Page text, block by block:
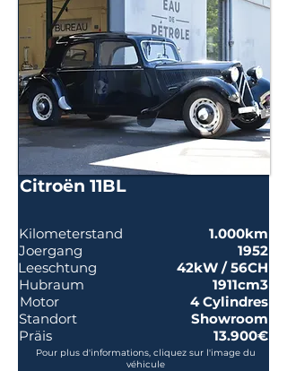
Citroën 11BL
Kilometerstand
1.000km
Joergang
1952
Leeschtung
42kW / 56CH
Hubraum
1911cm3
Motor
4 Cylindres
Standort
Showroom
Präis
13.900€
Pour plus d'informations, cliquez sur l'image du
véhicule